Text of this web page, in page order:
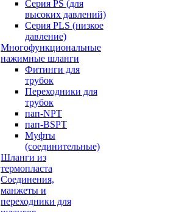
Серия PS (для
высоких давлений)
Серия PLS (низкое
давление)
Многофункциональные
нажимные шланги
Фитинги для
трубок
Переходники для
трубок
пап-NPT
пап-BSPT
Муфты
(соединительные)
Шланги из
термопласта
Соединения,
манжеты и
переходники для